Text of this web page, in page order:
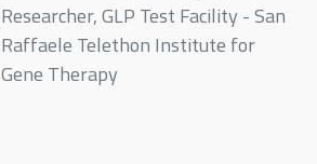
Researcher, GLP Test Facility - San
Raffaele Telethon Institute for
Gene Therapy